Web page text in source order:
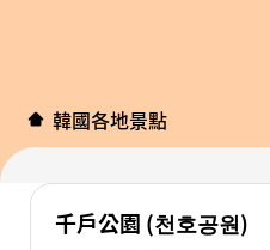
韓國各地景點
千戶公園 (천호공원)